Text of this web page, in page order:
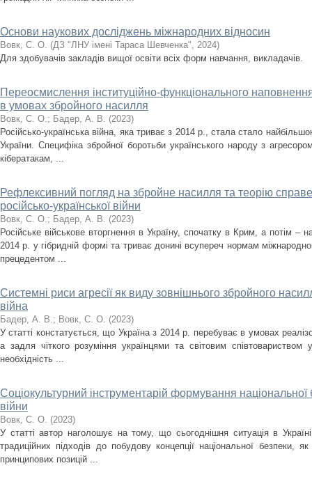
Основи наукових досліджень міжнародних відносин
Вовк, С. О. (ДЗ "ЛНУ імені Тараса Шевченка", 2024)
Для здобувачів закладів вищої освіти всіх форм навчання, викладачів.
Переосмислення інституційно-функціонального
в умовах збройного насилля
Вовк, С. О.; Бадер, А. В. (2023)
Російсько-українська війна, яка триває з 2014 р., стала стало
України. Специфіка збройної боротьби українського народу з
кібератакам, ...
Рефлексивний погляд на збройне насилля та теорію
російсько-української війни
Вовк, С. О.; Бадер, А. В. (2023)
Російське військове вторгнення в Україну, спочатку в Крим, а потім
2014 р. у гібридній формі та триває донині всупереч нормам
прецедентом ...
Системні риси агресії як виду зовнішнього збройного
війна
Бадер, А. В.; Вовк, С. О. (2023)
У статті констатується, що Україна з 2014 р. перебуває в умовах
а задля чіткого розуміння українцями та світовим співтовариством
необхідність ...
Соціокультурний інструментарій формування
війни
Вовк, С. О. (2023)
У статті автор наголошує на тому, що сьогоднішня ситуація в
традиційних підходів до побудову концепції національної безпеки,
принципових позицій ...